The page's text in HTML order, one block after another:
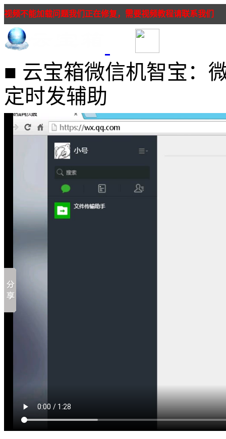
视频不能加载问题我们正在修复，需要视频教程请联系我们
■ 云宝箱微信机智宝：
定时发辅助